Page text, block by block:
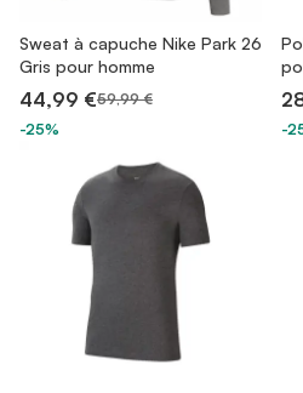
Sweat à capuche Nike Park 26
Gris pour homme
44,99 €59,99 €
-25%
-